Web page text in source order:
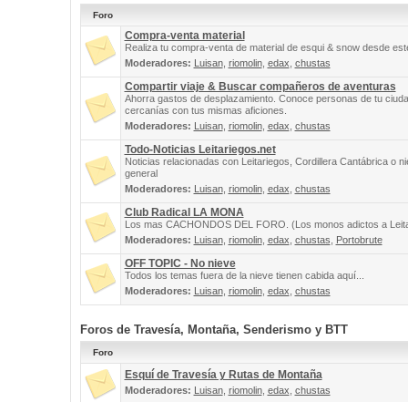
Foro
Compra-venta material
Realiza tu compra-venta de material de esqui & snow desde
Moderadores: Luisan, riomolin, edax chustas
Compartir viaje & Buscar compañeros de aventuras
Ahorra gastos de desplazamiento. Conoce personas de tu
cercanías con tus mismas aficiones.
Moderadores: Luisan, riomolin, edax chustas
Todo-Noticias Leitariegos.net
Noticias relacionadas con Leitariegos, Cordillera Cantábrica o
general
Moderadores: Luisan, riomolin, edax chustas
Club Radical LA MONA
Los mas CACHONDOS DEL FORO. (Los monos adictos a
Moderadores: Luisan, riomolin, edax chustas Portobrute
OFF TOPIC - No nieve
Todos los temas fuera de la nieve tienen cabida aquí...
Moderadores: Luisan, riomolin, edax chustas
Foros de Travesía, Montaña, Senderismo y BTT
Foro
Esquí de Travesía y Rutas de Montaña
Moderadores: Luisan, riomolin, edax chustas